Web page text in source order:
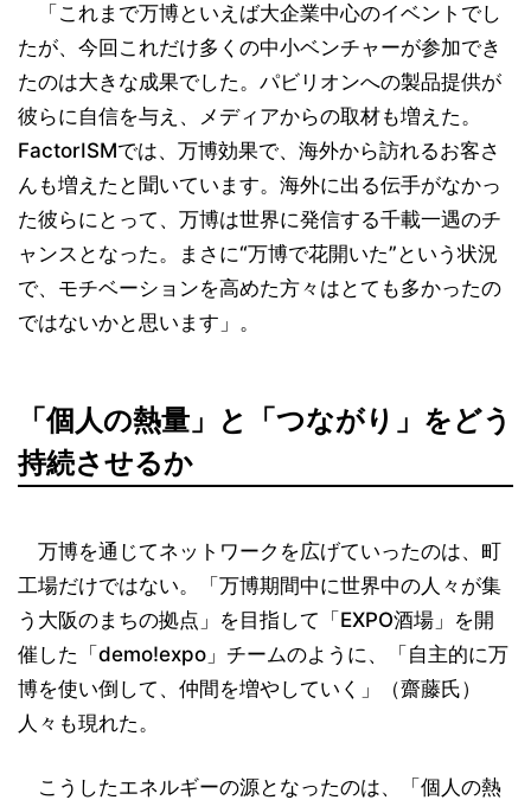
「これまで万博といえば大企業中心のイベントでし
たが、今回これだけ多くの中小ベンチャーが参加でき
たのは大きな成果でした。パビリオンへの製品提供が
彼らに自信を与え、メディアからの取材も増えた。
FactorISMでは、万博効果で、海外から訪れるお客さ
んも増えたと聞いています。海外に出る伝手がなかっ
た彼らにとって、万博は世界に発信する千載一遇のチ
ャンスとなった。まさに“万博で花開いた”という状況
で、モチベーションを高めた方々はとても多かったの
ではないかと思います」。
「個人の熱量」と「つながり」をどう
持続させるか
万博を通じてネットワークを広げていったのは、町
工場だけではない。「万博期間中に世界中の人々が集
う大阪のまちの拠点」を目指して「EXPO酒場」を開
催した「demo!expo」チームのように、「自主的に万
博を使い倒して、仲間を増やしていく」（齋藤氏）
人々も現れた。
こうしたエネルギーの源となったのは、「個人の熱